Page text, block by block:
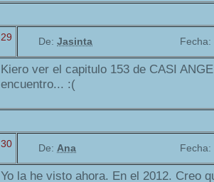
29 De: Jasinta Fecha:
Kiero ver el capitulo 153 de CASI
encuentro... :(
30 De: Ana Fecha:
Yo la he visto ahora. En el 2012. Creo